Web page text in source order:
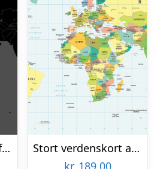
Verdenskort sort af Illux
Stort verdenskort af Illux
kr. 189,00